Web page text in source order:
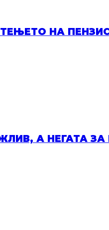
НА
А НЕГАТА